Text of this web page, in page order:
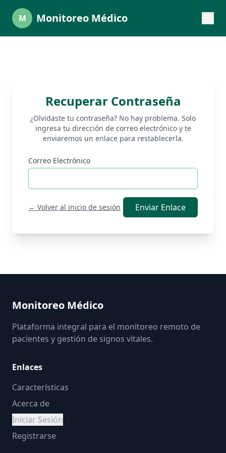
M Monitoreo Médico
Recuperar Contraseña
¿Olvidaste tu contraseña? No hay problema. Solo
ingresa tu dirección de correo electrónico y te
enviaremos un enlace para restablecerla.
Correo Electrónico
← Volver al inicio de sesión Enviar Enlace
Monitoreo Médico
Plataforma integral para el monitoreo remoto de
pacientes y gestión de signos vitales.
Enlaces
Características
Acerca de
Iniciar Sesión
Registrarse